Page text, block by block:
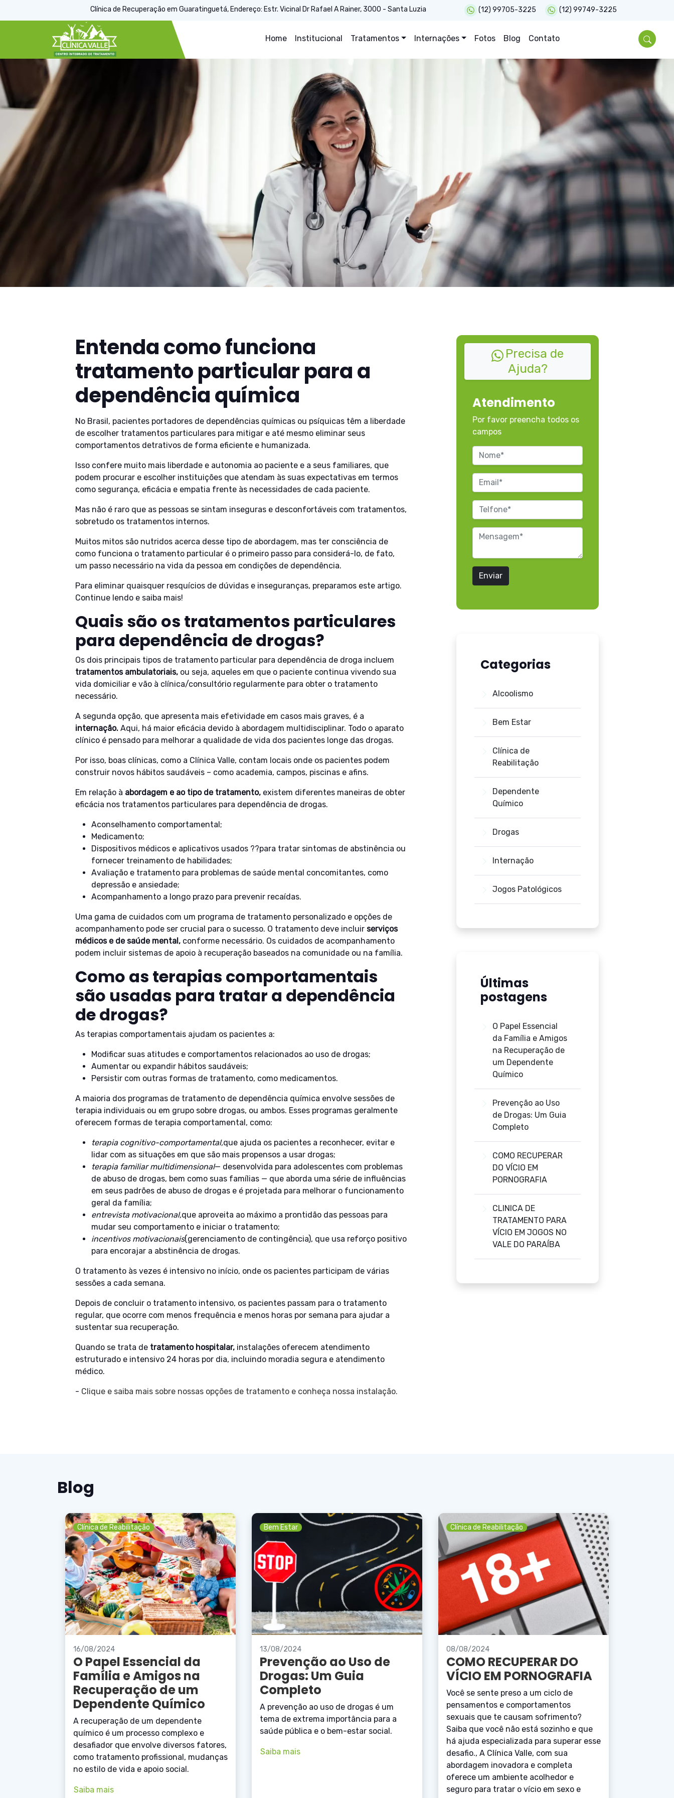
Clínica de Recuperação em Guaratinguetá, Endereço: Estr. Vicinal Dr Rafael A Rainer, 3000 - Santa Luzia (12) 99705-3225 (12) 99749-3225
Home Institucional Tratamentos Internações Fotos Blog Contato
Entenda como funciona
tratamento particular para a
dependência química
No Brasil, pacientes portadores de dependências químicas ou psíquicas têm a liberdade
de escolher tratamentos particulares para mitigar e até mesmo eliminar seus
comportamentos detrativos de forma eficiente e humanizada.
Isso confere muito mais liberdade e autonomia ao paciente e a seus familiares, que
podem procurar e escolher instituições que atendam às suas expectativas em termos
como segurança, eficácia e empatia frente às necessidades de cada paciente.
Mas não é raro que as pessoas se sintam inseguras e desconfortáveis com tratamentos,
sobretudo os tratamentos internos.
Muitos mitos são nutridos acerca desse tipo de abordagem, mas ter consciência de
como funciona o tratamento particular é o primeiro passo para considerá-lo, de fato,
um passo necessário na vida da pessoa em condições de dependência.
Para eliminar quaisquer resquícios de dúvidas e inseguranças, preparamos este artigo.
Continue lendo e saiba mais!
Quais são os tratamentos particulares
para dependência de drogas?
Os dois principais tipos de tratamento particular para dependência de droga incluem
tratamentos ambulatoriais, ou seja, aqueles em que o paciente continua vivendo sua
vida domiciliar e vão à clínica/consultório regularmente para obter o tratamento
necessário.
A segunda opção, que apresenta mais efetividade em casos mais graves, é a
internação. Aqui, há maior eficácia devido à abordagem multidisciplinar. Todo o aparato
clínico é pensado para melhorar a qualidade de vida dos pacientes longe das drogas.
Por isso, boas clínicas, como a Clínica Valle, contam locais onde os pacientes podem
construir novos hábitos saudáveis – como academia, campos, piscinas e afins.
Em relação à abordagem e ao tipo de tratamento, existem diferentes maneiras de obter
eficácia nos tratamentos particulares para dependência de drogas.
Aconselhamento comportamental;
Medicamento;
Dispositivos médicos e aplicativos usados ??para tratar sintomas de abstinência ou
fornecer treinamento de habilidades;
Avaliação e tratamento para problemas de saúde mental concomitantes, como
depressão e ansiedade;
Acompanhamento a longo prazo para prevenir recaídas.
Uma gama de cuidados com um programa de tratamento personalizado e opções de
acompanhamento pode ser crucial para o sucesso. O tratamento deve incluir serviços
médicos e de saúde mental, conforme necessário. Os cuidados de acompanhamento
podem incluir sistemas de apoio à recuperação baseados na comunidade ou na família.
Como as terapias comportamentais
são usadas para tratar a dependência
de drogas?
As terapias comportamentais ajudam os pacientes a:
Modificar suas atitudes e comportamentos relacionados ao uso de drogas;
Aumentar ou expandir hábitos saudáveis;
Persistir com outras formas de tratamento, como medicamentos.
A maioria dos programas de tratamento de dependência química envolve sessões de
terapia individuais ou em grupo sobre drogas, ou ambos. Esses programas geralmente
oferecem formas de terapia comportamental, como:
terapia cognitivo-comportamental,que ajuda os pacientes a reconhecer, evitar e
lidar com as situações em que são mais propensos a usar drogas;
terapia familiar multidimensional— desenvolvida para adolescentes com problemas
de abuso de drogas, bem como suas famílias — que aborda uma série de influências
em seus padrões de abuso de drogas e é projetada para melhorar o funcionamento
geral da família;
entrevista motivacional,que aproveita ao máximo a prontidão das pessoas para
mudar seu comportamento e iniciar o tratamento;
incentivos motivacionais(gerenciamento de contingência), que usa reforço positivo
para encorajar a abstinência de drogas.
O tratamento às vezes é intensivo no início, onde os pacientes participam de várias
sessões a cada semana.
Depois de concluir o tratamento intensivo, os pacientes passam para o tratamento
regular, que ocorre com menos frequência e menos horas por semana para ajudar a
sustentar sua recuperação.
Quando se trata de tratamento hospitalar, instalações oferecem atendimento
estruturado e intensivo 24 horas por dia, incluindo moradia segura e atendimento
médico.
- Clique e saiba mais sobre nossas opções de tratamento e conheça nossa instalação.
Precisa de
Ajuda?
Atendimento
Por favor preencha todos os
campos
Enviar
Categorias
Alcoolismo
Bem Estar
Clínica de
Reabilitação
Dependente
Químico
Drogas
Internação
Jogos Patológicos
Últimas
postagens
O Papel Essencial
da Família e Amigos
na Recuperação de
um Dependente
Químico
Prevenção ao Uso
de Drogas: Um Guia
Completo
COMO RECUPERAR
DO VÍCIO EM
PORNOGRAFIA
CLINICA DE
TRATAMENTO PARA
VÍCIO EM JOGOS NO
VALE DO PARAÍBA
Blog
Clínica de Reabilitação
16/08/2024
O Papel Essencial da
Família e Amigos na
Recuperação de um
Dependente Químico
A recuperação de um dependente
químico é um processo complexo e
desafiador que envolve diversos fatores,
como tratamento profissional, mudanças
no estilo de vida e apoio social.
Saiba mais
Bem Estar
13/08/2024
Prevenção ao Uso de
Drogas: Um Guia
Completo
A prevenção ao uso de drogas é um
tema de extrema importância para a
saúde pública e o bem-estar social.
Saiba mais
Clínica de Reabilitação
08/08/2024
COMO RECUPERAR DO
VÍCIO EM PORNOGRAFIA
Você se sente preso a um ciclo de
pensamentos e comportamentos
sexuais que te causam sofrimento?
Saiba que você não está sozinho e que
há ajuda especializada para superar esse
desafio., A Clínica Valle, com sua
abordagem inovadora e completa
oferece um ambiente acolhedor e
seguro para tratar o vício em sexo e